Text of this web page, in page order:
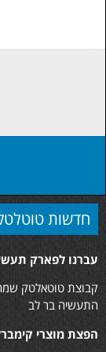
חדשות
עברנו לפארק
קבוצת טוטאלטק
התעשיה בר לב
הפצת מוצרי